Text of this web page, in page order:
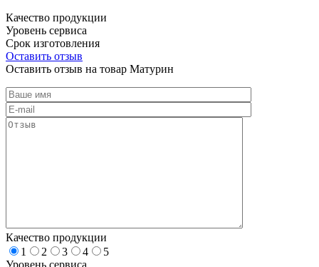
Качество продукции
Уровень сервиса
Срок изготовления
Оставить отзыв
Оставить отзыв на товар Матурин
Качество продукции
1
2 3 4
5
Уровень сервиса